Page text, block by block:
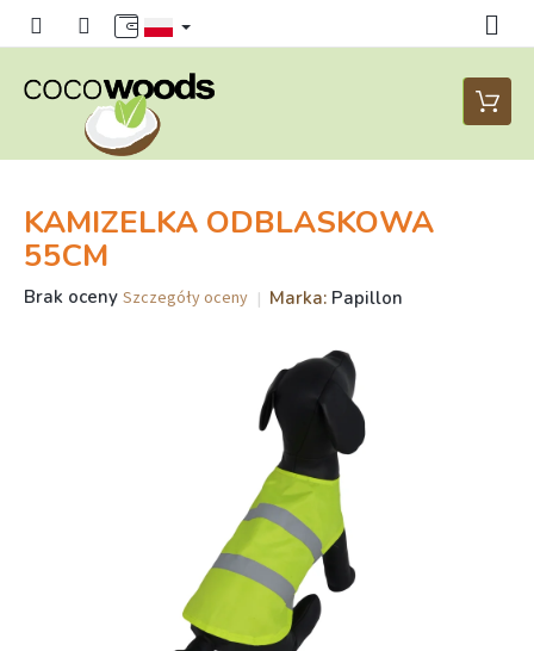
Koszyk
KAMIZELKA ODBLASKOWA
55CM
Średnia
Brak oceny Szczegóły oceny Marka: Papillon